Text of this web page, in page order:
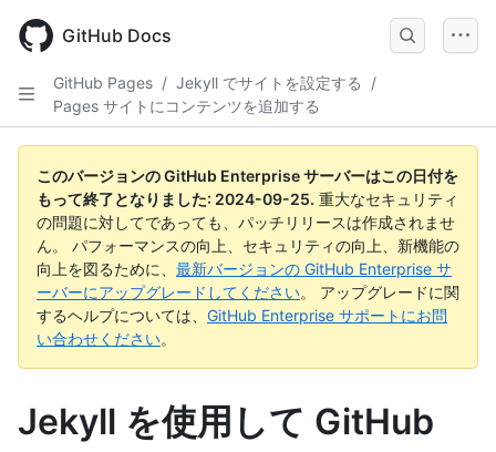
main
GitHub Docs
GitHub Pages / Jekyll でサイトを設定する
/
Pages サイトにコンテンツを追加する
このバージョンの GitHub Enterprise サーバーはこの日付を
もって終了となりました: 2024-09-25. 重大なセキュリティ
の問題に対してであっても、パッチリリースは作成されませ
ん。 パフォーマンスの向上、セキュリティの向上、新機能の
向上を図るために、 最新バージョンの GitHub Enterprise サ
ーバーにアップグレードしてください。 アップグレードに関
するヘルプについては、 GitHub Enterprise サポートにお問
い合わせください。
Jekyll を使用して GitHub